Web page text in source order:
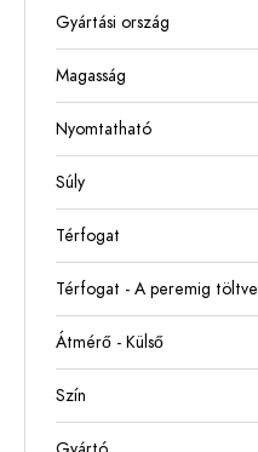
Gyártási ország
Magasság
Nyomtatható
Súly
Térfogat
Térfogat - A peremig töltve
Átmérő - Külső
Szín